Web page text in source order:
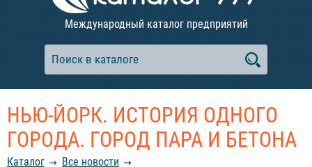
Международный каталог предприятий
НЬЮ-ЙОРК. ИСТОРИЯ ОДНОГО
ГОРОДА. ГОРОД ПАРА И БЕТОНА
Каталог
Все новости